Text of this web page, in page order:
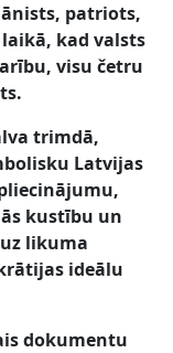
patriots,
kad valsts
visu četru
trimdā,
Latvijas
kustību un
likuma
ideālu
dokumentu